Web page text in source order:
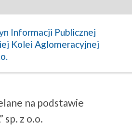
Informacji Publicznej
Kolei Aglomeracyjnej
na podstawie
sp. z o.o.